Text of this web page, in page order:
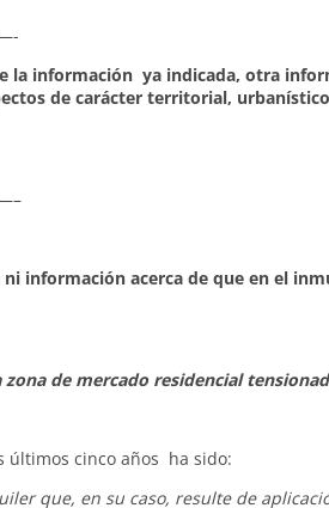
la información ya indicada, otra
de carácter territorial,
información acerca de que en el
de mercado residencial
últimos cinco años ha sido:
que, en su caso, resulte de